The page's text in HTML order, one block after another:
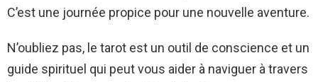
C’est une journée propice pour une nouvelle aventure.
N’oubliez pas, le tarot est un outil de conscience et un
guide spirituel qui peut vous aider à naviguer à travers